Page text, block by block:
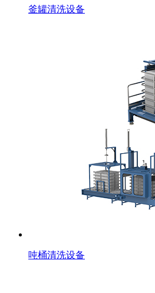
釜罐清洗设备
吨桶清洗设备